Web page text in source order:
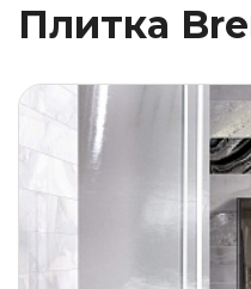
Плитка